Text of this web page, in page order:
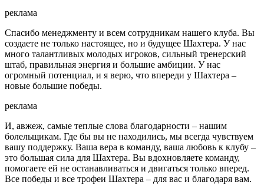
реклама
Спасибо менеджменту и всем сотрудникам нашего клуба. Вы
создаете не только настоящее, но и будущее Шахтера. У нас
много талантливых молодых игроков, сильный тренерский
штаб, правильная энергия и большие амбиции. У нас
огромный потенциал, и я верю, что впереди у Шахтера –
новые большие победы.
реклама
И, авжеж, самые теплые слова благодарности – нашим
болельщикам. Где бы вы не находились, мы всегда чувствуем
вашу поддержку. Ваша вера в команду, ваша любовь к клубу –
это большая сила для Шахтера. Вы вдохновляете команду,
помогаете ей не останавливаться и двигаться только вперед.
Все победы и все трофеи Шахтера – для вас и благодаря вам.